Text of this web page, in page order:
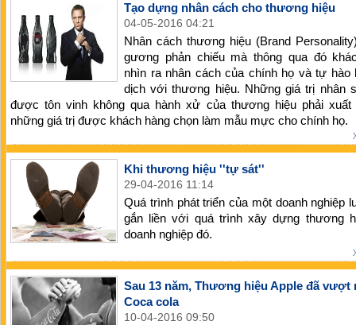
Tạo dựng nhân cách cho thương hiệu
04-05-2016 04:21
Nhân cách thương hiệu (Brand
gương phản chiếu mà thông qua đó
nhìn ra nhân cách của chính họ và tự hào
dịch với thương hiệu. Những giá trị nhân
được tôn vinh không qua hành xử của thương hiệu phải xuất
những giá trị được khách hàng chọn làm mẫu mực cho chính họ.
Khi thương hiệu ''tự sát''
29-04-2016 11:14
Quá trình phát triển của một doanh nghiệp
gắn liền với quá trình xây dựng thương
doanh nghiệp đó.
Sau 13 năm, Thương hiệu Apple đã vượt
Coca cola
10-04-2016 09:50